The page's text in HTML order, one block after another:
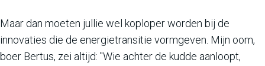
Maar dan moeten jullie wel koploper worden bij de
innovaties die de energietransitie vormgeven. Mijn oom,
boer Bertus, zei altijd: "Wie achter de kudde aanloopt,